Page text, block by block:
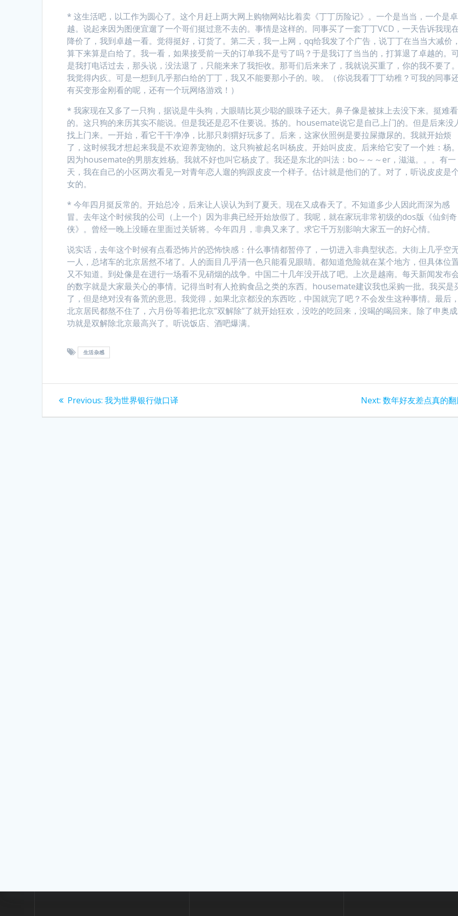
* 这生活吧，以工作为圆心了。这个月赶上两大网上购物网站比着卖《丁丁历险记》。一个是当当，一个是卓
越。说起来因为图便宜遛了一个哥们挺过意不去的。事情是这样的。同事买了一套丁丁VCD，一天告诉我现
降价了，我到卓越一看。觉得挺好，订货了。第二天，我一上网，qq给我发了个广告，说丁丁在当当大减价
算下来算是白给了。我一看，如果接受前一天的订单我不是亏了吗？于是我订了当当的，打算退了卓越的。
是我打电话过去，那头说，没法退了，只能来来了我拒收。那哥们后来来了，我就说买重了，你的我不要了
我觉得内疚。可是一想到几乎那白给的丁丁，我又不能要那小子的。唉。（你说我看丁丁幼稚？可我的同事
有买变形金刚看的呢，还有一个玩网络游戏！）
* 我家现在又多了一只狗，据说是牛头狗，大眼睛比莫少聪的眼珠子还大。鼻子像是被抹上去没下来。挺难看
的。这只狗的来历其实不能说。但是我还是忍不住要说。拣的。housemate说它是自己上门的。但是后来没
找上门来。一开始，看它干干净净，比那只刺猬好玩多了。后来，这家伙照例是要拉屎撒尿的。我就开始烦
了，这时候我才想起来我是不欢迎养宠物的。这只狗被起名叫杨皮。开始叫皮皮。后来给它安了一个姓：杨
因为housemate的男朋友姓杨。我就不好也叫它杨皮了。我还是东北的叫法：bo～～～er，滋滋。。。有一
天，我在自己的小区两次看见一对青年恋人遛的狗跟皮皮一个样子。估计就是他们的了。对了，听说皮皮是
女的。
* 今年四月挺反常的。开始总冷，后来让人误认为到了夏天。现在又成春天了。不知道多少人因此而深为感
冒。去年这个时候我的公司（上一个）因为非典已经开始放假了。我呢，就在家玩非常初级的dos版《仙剑奇
侠》。曾经一晚上没睡在里面过关斩将。今年四月，非典又来了。求它千万别影响大家五一的好心情。
说实话，去年这个时候有点看恐怖片的恐怖快感：什么事情都暂停了，一切进入非典型状态。大街上几乎空
一人，总堵车的北京居然不堵了。人的面目几乎清一色只能看见眼睛。都知道危险就在某个地方，但具体位
又不知道。到处像是在进行一场看不见硝烟的战争。中国二十几年没开战了吧。上次是越南。每天新闻发布
的数字就是大家最关心的事情。记得当时有人抢购食品之类的东西。housemate建议我也采购一批。我买是
了，但是绝对没有备荒的意思。我觉得，如果北京都没的东西吃，中国就完了吧？不会发生这种事情。最后
北京居民都熬不住了，六月份等着把北京”双解除”了就开始狂欢，没吃的吃回来，没喝的喝回来。除了申奥成
功就是双解除北京最高兴了。听说饭店、酒吧爆满。
生活杂感
Post
navigation
Previous: Previous
我为世界银行做口译 Next: Next
数年好友差点真的